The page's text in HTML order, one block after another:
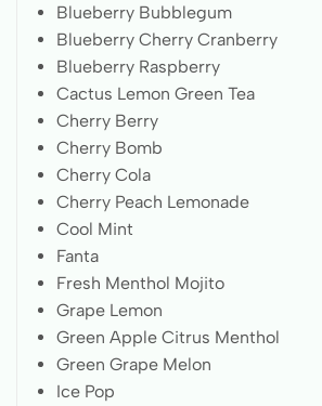
Blueberry Bubblegum
Blueberry Cherry Cranberry
Blueberry Raspberry
Cactus Lemon Green Tea
Cherry Berry
Cherry Bomb
Cherry Cola
Cherry Peach Lemonade
Cool Mint
Fanta
Fresh Menthol Mojito
Grape Lemon
Green Apple Citrus Menthol
Green Grape Melon
Ice Pop